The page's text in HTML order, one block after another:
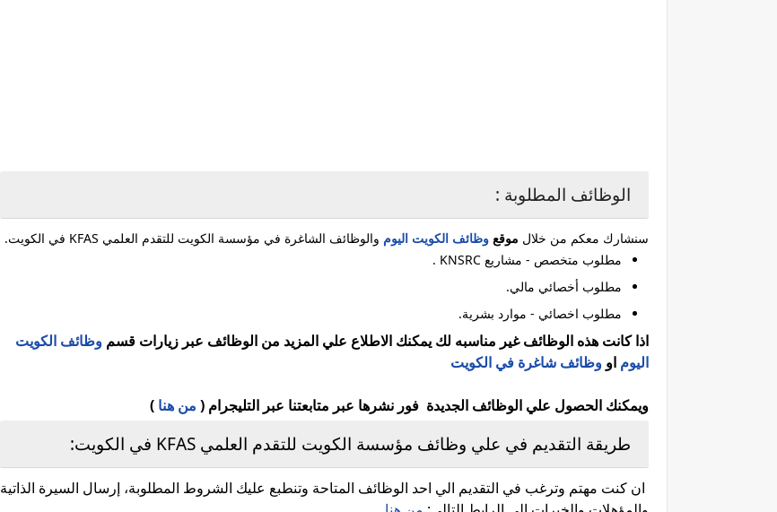
الوظائف المطلوبة :
سنشارك معكم من خلال موقع وظائف الكويت اليوم والوظائف الشاغرة في ‏مؤسسة الكويت للتقدم العلمي KFAS‏ في الكويت.
مطلوب متخصص - مشاريع KNSRC .
مطلوب أخصائي مالي.
مطلوب اخصائي - موارد بشرية.
اذا كانت هذه الوظائف غير مناسبه لك يمكنك الاطلاع علي المزيد من الوظائف عبر زيارات قسم وظائف الكويت
اليوم او وظائف شاغرة في الكويت
ويمكنك الحصول علي الوظائف الجديدة فور نشرها عبر متابعتنا عبر التليجرام ( من هنا )
طريقة التقديم في علي وظائف ‏مؤسسة الكويت للتقدم العلمي KFAS‏ في الكويت:
ان كنت مهتم وترغب في التقديم الي احد الوظائف المتاحة وتنطبع عليك الشروط المطلوبة، إرسال السيرة الذاتية